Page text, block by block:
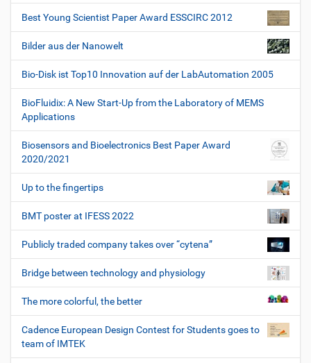
Best Young Scientist Paper Award ESSCIRC 2012
Bilder aus der Nanowelt
Bio-Disk ist Top10 Innovation auf der LabAutomation 2005
BioFluidix: A New Start-Up from the Laboratory of MEMS
Applications
Biosensors and Bioelectronics Best Paper Award
2020/2021
Up to the fingertips
BMT poster at IFESS 2022
Publicly traded company takes over “cytena”
Bridge between technology and physiology
The more colorful, the better
Cadence European Design Contest for Students goes to
team of IMTEK